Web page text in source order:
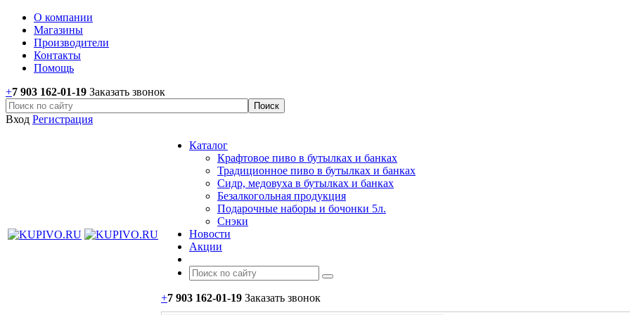
О компании
Магазины
Производители
Контакты
Помощь
+7 903 162-01-19 Заказать звонок
Вход Регистрация
Каталог
Крафтовое пиво в бутылках и банках
Традиционное пиво в бутылках и банках
Сидр, медовуха в бутылках и банках
Безалкогольная продукция
Подарочные наборы и бочонки 5л.
Снэки
Новости
Акции
+7 903 162-01-19 Заказать звонок